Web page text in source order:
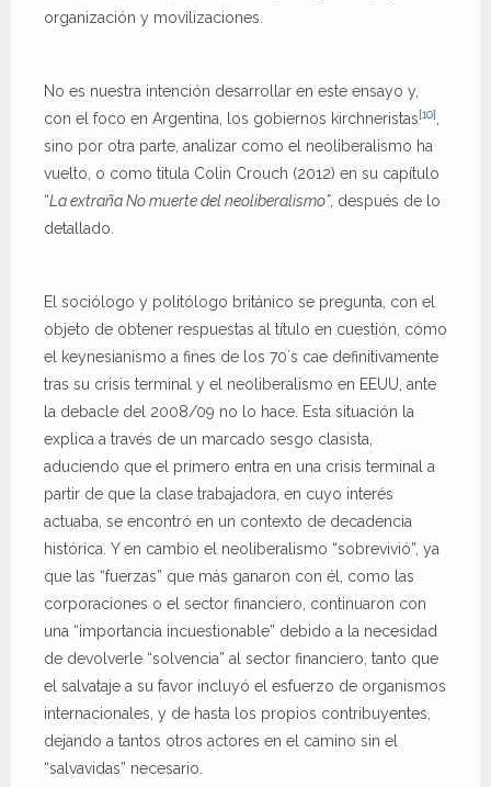
organización y movilizaciones.
No es nuestra intención desarrollar en este ensayo y,
con el foco en Argentina, los gobiernos kirchneristas[10]
sino por otra parte, analizar como el neoliberalismo ha
vuelto, o como titula Colin Crouch (2012) en su capítulo
“La extraña No muerte del neoliberalismo”, después de lo
detallado.
El sociólogo y politólogo británico se pregunta, con el
objeto de obtener respuestas al título en cuestión, cómo
el keynesianismo a fines de los 70´s cae definitivamente
tras su crisis terminal y el neoliberalismo en EEUU, ante
la debacle del 2008/09 no lo hace. Esta situación la
explica a través de un marcado sesgo clasista,
aduciendo que el primero entra en una crisis terminal a
partir de que la clase trabajadora, en cuyo interés
actuaba, se encontró en un contexto de decadencia
histórica. Y en cambio el neoliberalismo “sobrevivió”, ya
que las “fuerzas” que más ganaron con él, como las
corporaciones o el sector financiero, continuaron con
una “importancia incuestionable” debido a la necesidad
de devolverle “solvencia” al sector financiero, tanto que
el salvataje a su favor incluyó el esfuerzo de organismos
internacionales, y de hasta los propios contribuyentes,
dejando a tantos otros actores en el camino sin el
“salvavidas” necesario.